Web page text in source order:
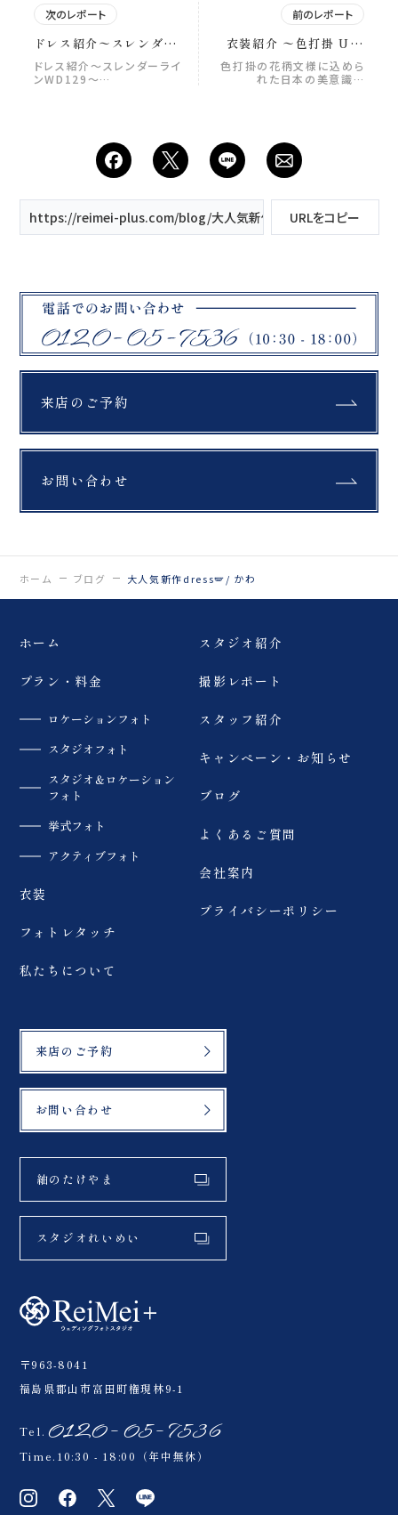
次のレポート
ドレス紹介〜スレンダー
ラインWD129〜
ドレス紹介〜スレンダーライ
ンWD129〜…
前のレポート
衣装紹介 〜色打掛 UC-
201〜
色打掛の花柄文様に込めら
れた日本の美意識…
https://reimei-plus.com/blog/大人気新作dress🪽-かわいすぎる
URLをコピー
来店のご予約
お問い合わせ
ホーム ブログ 大人気新作dress🪽/ かわ
〒963-8041
福島県郡山市富田町権現林9-1
Tel. 0120-05-7536
Time.10:30 - 18:00（年中無休）
ホーム
プラン・料金
ロケーションフォト
スタジオフォト
スタジオ＆ロケーション
フォト
挙式フォト
アクティブフォト
衣装
フォトレタッチ
私たちについて
スタジオ紹介
撮影レポート
スタッフ紹介
キャンペーン・お知らせ
ブログ
よくあるご質問
会社案内
プライバシーポリシー
来店のご予約
お問い合わせ
紬のたけやま
スタジオれいめい